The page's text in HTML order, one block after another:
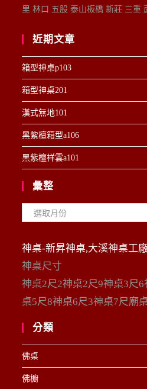
里 林口 五股 泰山板橋 新莊 三重
近期文章
箱型神桌p103
箱型神桌201
漢式無地101
黑紫檀箱型a106
黑紫檀祥雲a101
彙整
神桌-新昇神桌,大溪神桌工
神桌尺寸
神桌2尺2神桌2尺9神桌3尺
桌5尺8神桌6尺3神桌7尺廟
分類
佛桌
佛櫥